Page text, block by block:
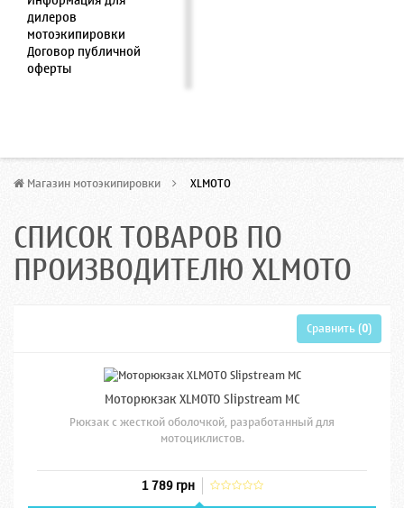
дилеров
мотоэкипировки
Договор публичной
оферты
Магазин мотоэкипировки > XLMOTO
СПИСОК ТОВАРОВ ПО
ПРОИЗВОДИТЕЛЮ XLMOTO
Сравнить (0)
Моторюкзак XLMOTO Slipstream MC
Рюкзак с жесткой оболочкой, разработанный для
мотоциклистов.
1 789 грн